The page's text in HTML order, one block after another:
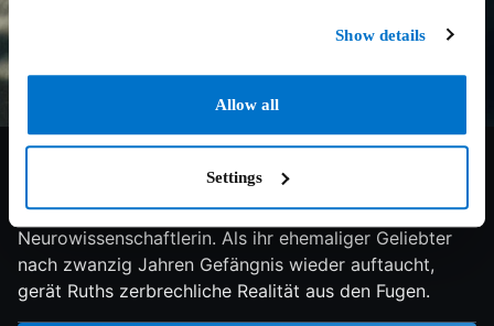
Show details
Allow all
Settings
4.8/10 2018 114 min Drama
Ruth ist gläubige Christin und hochspezialisierte
Neurowissenschaftlerin. Als ihr ehemaliger Geliebter
nach zwanzig Jahren Gefängnis wieder auftaucht,
gerät Ruths zerbrechliche Realität aus den Fugen.